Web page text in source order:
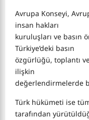
Avrupa Konseyi,
insan hakları
kuruluşları ve basın
Türkiye’deki basın
özgürlüğü, toplantı
ilişkin
değerlendirmelerde
Türk hükümeti ise
tarafından